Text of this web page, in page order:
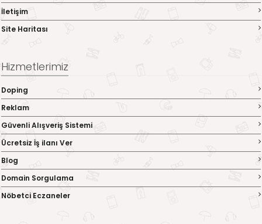
İletişim
Site Haritası
Hizmetlerimiz
Doping
Reklam
Güvenli Alışveriş Sistemi
Ücretsiz İş ilanı Ver
Blog
Domain Sorgulama
Nöbetci Eczaneler